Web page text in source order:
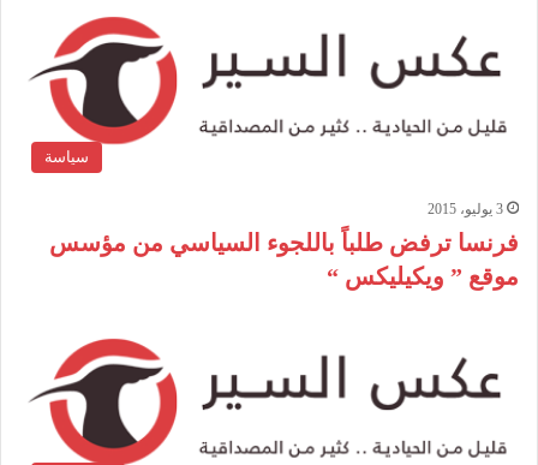
سياسة
3 يوليو، 2015
فرنسا ترفض طلباً باللجوء السياسي من مؤسس
موقع ” ويكيليكس “